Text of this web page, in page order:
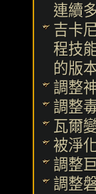
連續
吉卡
程技
的版
調整
調整
瓦爾
被淨
調整
調整